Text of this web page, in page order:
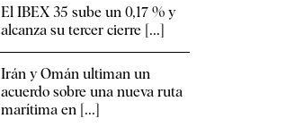
El IBEX 35 sube un 0,17 % y
alcanza su tercer cierre [...]
Irán y Omán ultiman un
acuerdo sobre una nueva ruta
marítima en [...]